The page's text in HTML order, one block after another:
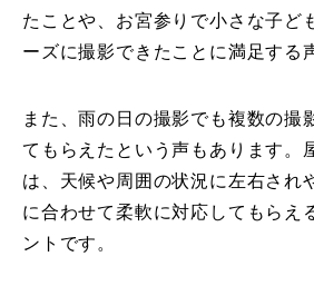
たことや、お宮参りで小さな子ど
ーズに撮影できたことに満足する
また、雨の日の撮影でも複数の撮
てもらえたという声もあります。
は、天候や周囲の状況に左右され
に合わせて柔軟に対応してもらえ
ントです。